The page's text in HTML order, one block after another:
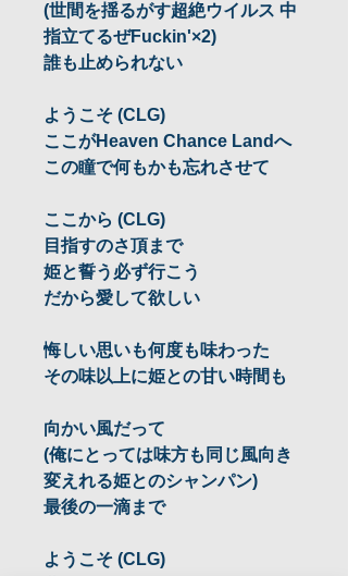
(世間を揺るがす超絶ウイルス 中
指立てるぜFuckin'×2)
誰も止められない
ようこそ (CLG)
ここがHeaven Chance Landへ
この瞳で何もかも忘れさせて
ここから (CLG)
目指すのさ頂まで
姫と誓う必ず行こう
だから愛して欲しい
悔しい思いも何度も味わった
その味以上に姫との甘い時間も
向かい風だって
(俺にとっては味方も同じ風向き
変えれる姫とのシャンパン)
最後の一滴まで
ようこそ (CLG)